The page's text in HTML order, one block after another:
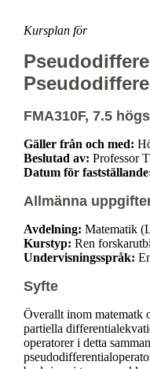
Kursplan för
FMA310F, 7.5
Gäller från och med:
Beslutad av: Professor
Datum för
Allmänna
Avdelning: Matematik
Kurstyp: Ren
Undervisningsspråk:
Syfte
Överallt inom matematk
partiella
operatorer i detta